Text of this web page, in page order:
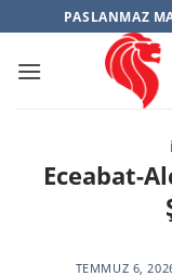
to
content
PASLANMAZ
Eceabat-
TEMMUZ 6,